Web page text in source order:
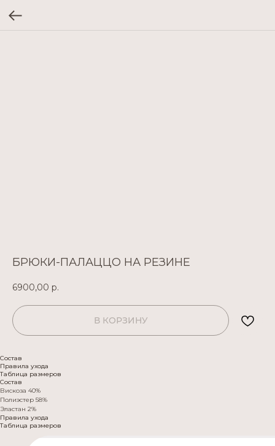
БРЮКИ-ПАЛАЦЦО НА РЕЗИНЕ
6900,00 р.
В КОРЗИНУ
Состав
Правила ухода
Таблица размеров
Состав
Вискоза 40%
Полиэстер 58%
Эластан 2%
Правила ухода
Таблица размеров